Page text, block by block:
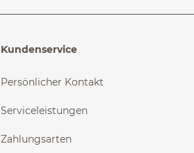
Kundenservice
Persönlicher Kontakt
Serviceleistungen
Zahlungsarten